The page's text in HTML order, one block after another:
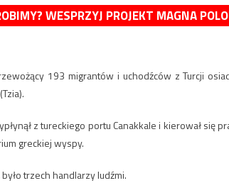
WESPRZYJ PROJEKT MAGNA
193 migrantów i uchodźców z Turcji
z tureckiego portu Canakkale i kierował się
greckiej wyspy.
trzech handlarzy ludźmi.